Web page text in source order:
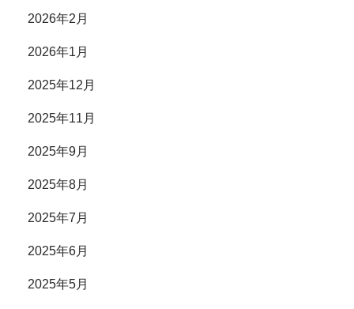
2026年2月
2026年1月
2025年12月
2025年11月
2025年9月
2025年8月
2025年7月
2025年6月
2025年5月